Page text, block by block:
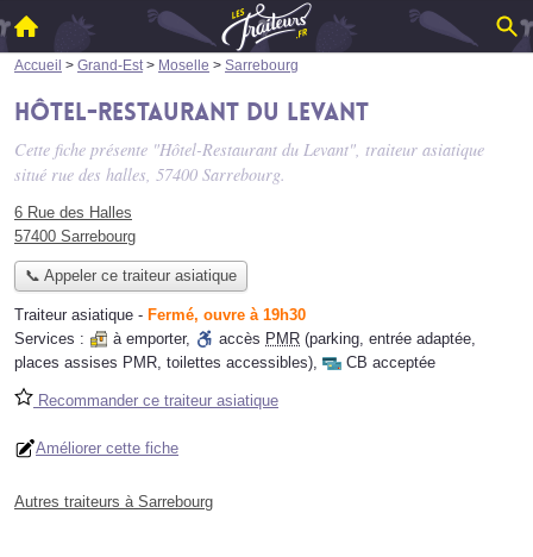
Accueil > Grand-Est > Moselle > Sarrebourg
Hôtel-Restaurant du Levant
Cette fiche présente "Hôtel-Restaurant du Levant", traiteur asiatique
situé rue des halles, 57400 Sarrebourg.
6 Rue des Halles
57400 Sarrebourg
📞 Appeler ce traiteur asiatique
Traiteur asiatique - Fermé, ouvre à 19h30
Services :
à emporter, accès PMR (parking, entrée adaptée,
places assises PMR, toilettes accessibles), CB acceptée
Recommander ce traiteur asiatique
Améliorer cette fiche
Autres traiteurs à Sarrebourg